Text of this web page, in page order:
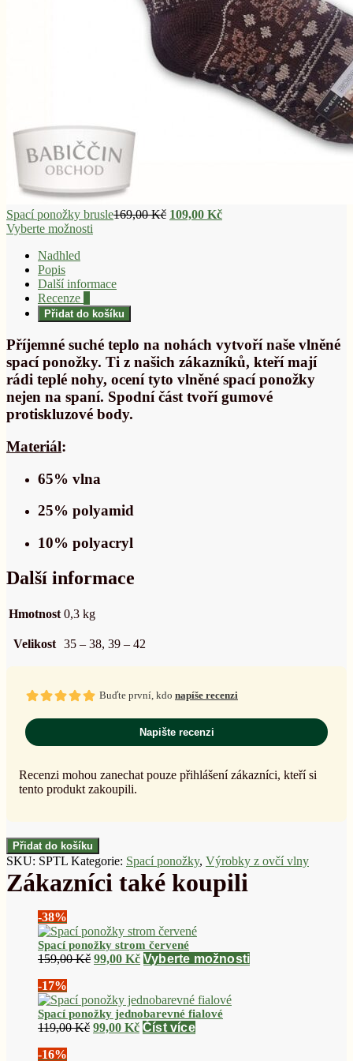
Spací ponožky brusle169,00Kč Původní
109,00 KčAktuální
Vyberte možnosti
Nadhled
Popis
Další informace
Recenze
Přidat do košíku
Příjemné suché teplo na nohách vytvoří naše vlněné
spací ponožky. Ti z našich zákazníků, kteří mají
rádi teplé nohy, ocení tyto vlněné spací ponožky
nejen na spaní. Spodní část tvoří gumové
protiskluzové body.
Materiál:
65% vlna
25% polyamid
10% polyacryl
Další informace
Hmotnost 0,3 kg
Velikost 35 – 38, 39 – 42
Buďte první, kdo napíše recenzi
Napište recenzi
Recenzi mohou zanechat pouze přihlášení zákazníci, kteří si
tento produkt zakoupili.
Přidat do košíku
SKU: SPTL Kategorie: Spací ponožky, Výrobky z ovčí vlny
-38%
Spací ponožky strom červené
159,00Kč Původní
159,00 Kč.
99,00 KčAktuální
99,00 Kč.
Vyberte možnostiTento
-17%
Spací ponožky jednobarevné fialové
119,00Kč Původní
99,00 KčAktuální
Číst více
-16%